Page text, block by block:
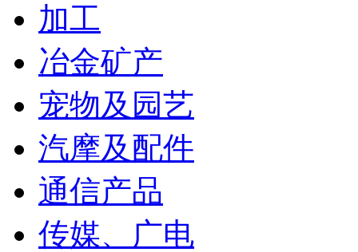
加工
冶金矿产
宠物及园艺
汽摩及配件
通信产品
传媒、广电